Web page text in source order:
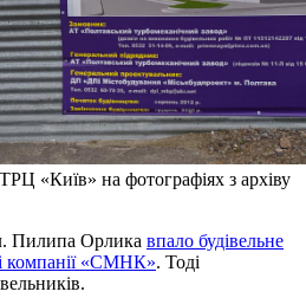
«Київ» на фотографіях з архіву
Пилипа Орлика впало будівельне
компанії «СМНК». Тоді